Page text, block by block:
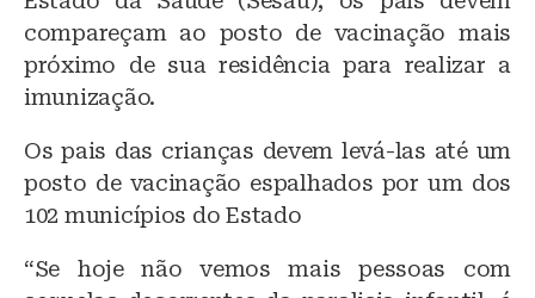
compareçam ao posto de vacinação mais
próximo de sua residência para realizar a
imunização.
Os pais das crianças devem levá-las até um
posto de vacinação espalhados por um dos
102 municípios do Estado
“Se hoje não vemos mais pessoas com